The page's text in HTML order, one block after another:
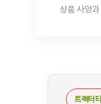
상품 사양과
트랙터